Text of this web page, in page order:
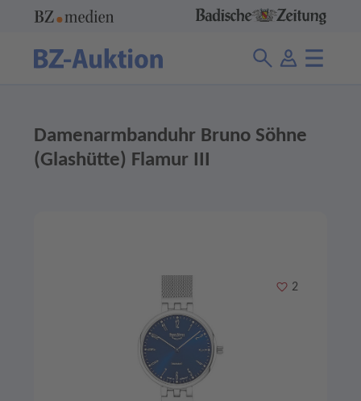
Damenarmbanduhr Bruno Söhne
(Glashütte) Flamur III
Merken
2